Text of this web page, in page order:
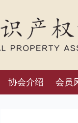
协会介绍 会员